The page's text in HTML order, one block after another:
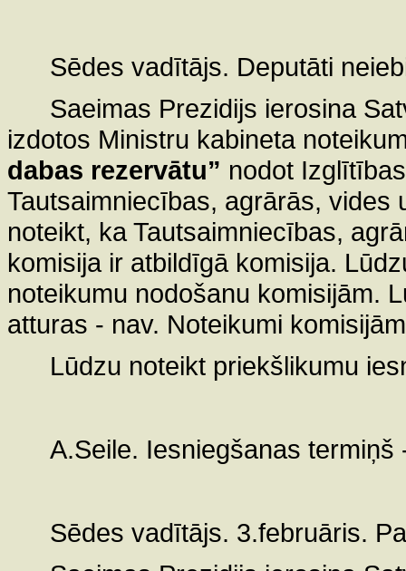
Sēdes vadītājs. Deputāti
Saeimas Prezidijs ierosina
izdotos Ministru kabineta
dabas rezervātu” nodot
Tautsaimniecības, agrārās, vides
noteikt, ka Tautsaimniecības,
komisija ir atbildīgā komisija.
noteikumu nodošanu komisijām.
atturas - nav. Noteikumi
Lūdzu noteikt priekšlikumu
A.Seile. Iesniegšanas termiņš
Sēdes vadītājs. 3.februāris.